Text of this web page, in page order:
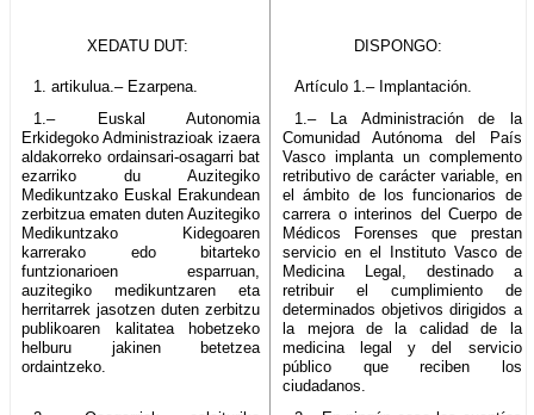
XEDATU DUT: DISPONGO:
1. artikulua.– Ezarpena.
Artículo 1.– Implantación.
1.– Euskal Autonomia
Erkidegoko Administrazioak izaera
aldakorreko ordainsari-osagarri bat
ezarriko du Auzitegiko
Medikuntzako Euskal Erakundean
zerbitzua ematen duten Auzitegiko
Medikuntzako Kidegoaren
karrerako edo bitarteko
funtzionarioen esparruan,
auzitegiko medikuntzaren eta
herritarrek jasotzen duten zerbitzu
publikoaren kalitatea hobetzeko
helburu jakinen betetzea
ordaintzeko.
1.– La Administración de la
Comunidad Autónoma del País
Vasco implanta un complemento
retributivo de carácter variable, en
el ámbito de los funcionarios de
carrera o interinos del Cuerpo de
Médicos Forenses que prestan
servicio en el Instituto Vasco de
Medicina Legal, destinado a
retribuir el cumplimiento de
determinados objetivos dirigidos a
la mejora de la calidad de la
medicina legal y del servicio
público que reciben los
ciudadanos.